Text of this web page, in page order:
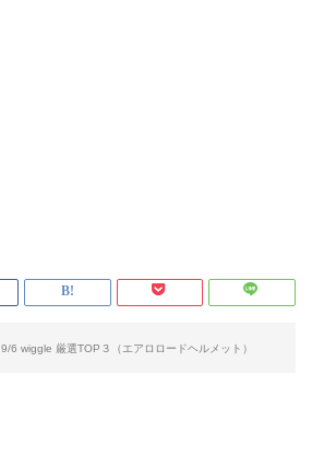
9/6 wiggle 厳選TOP３（エアロロードヘルメット）